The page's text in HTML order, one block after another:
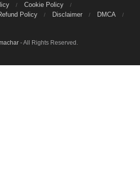
Cookie Policy
Policy Disclaimer
DMCA
- All Rights Reserved.